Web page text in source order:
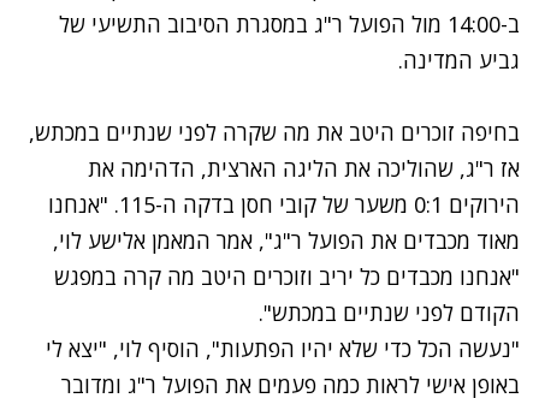
ב-14:00 מול הפועל ר"ג במסגרת הסיבוב התשיעי של
גביע המדינה.
בחיפה זוכרים היטב את מה שקרה לפני שנתיים במכתש,
אז ר"ג, שהוליכה את הליגה הארצית, הדהימה את
הירוקים 0:1 משער של קובי חסן בדקה ה-115. "אנחנו
מאוד מכבדים את הפועל ר"ג", אמר המאמן אלישע לוי,
"אנחנו מכבדים כל יריב וזוכרים היטב מה קרה במפגש
הקודם לפני שנתיים במכתש".
"נעשה הכל כדי שלא יהיו הפתעות", הוסיף לוי, "יצא לי
באופן אישי לראות כמה פעמים את הפועל ר"ג ומדובר